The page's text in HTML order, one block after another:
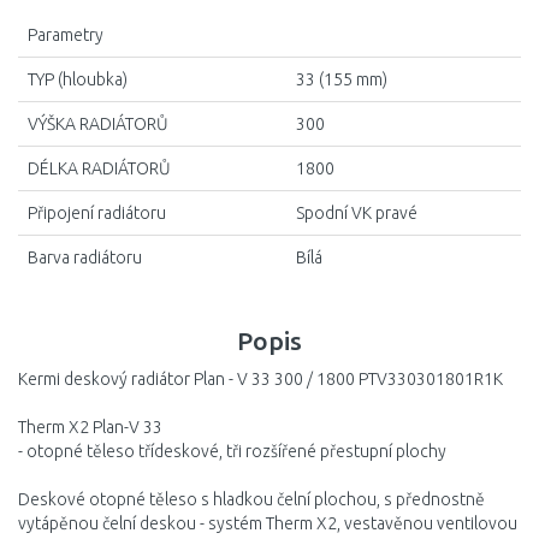
Popis
Kermi deskový radiátor Plan - V 33 300 / 1800 PTV330301801R1K
Therm X2 Plan-V 33
- otopné těleso třídeskové, tři rozšířené přestupní plochy
Deskové otopné těleso s hladkou čelní plochou, s přednostně
vytápěnou čelní deskou - systém Therm X2, vestavěnou ventilovou
Parametry
TYP (hloubka) 33 (155 mm)
VÝŠKA RADIÁTORŮ 300
DÉLKA RADIÁTORŮ 1800
Připojení radiátoru Spodní VK pravé
Barva radiátoru Bílá